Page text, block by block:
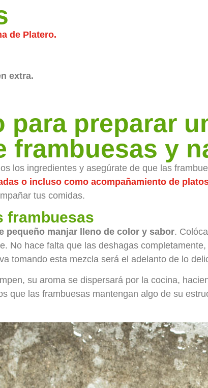
de Platero.
extra.
para preparar
frambuesas y
los ingredientes y asegúrate de que las
o incluso como acompañamiento de
tus comidas.
frambuesas
pequeño manjar lleno de color y sabor.
No hace falta que las deshagas
tomando esta mezcla será el adelanto de lo
su aroma se dispersará por la cocina,
que las frambuesas mantengan algo de su